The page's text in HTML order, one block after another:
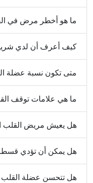
ما هو أخطر مرض في
كيف أعرف أن لدي
متى تكون نسبة عضلة
ما هي علامات توقف
هل يعيش مريض القلب
هل يمكن أن تؤدي
هل تتحسن عضلة القلب